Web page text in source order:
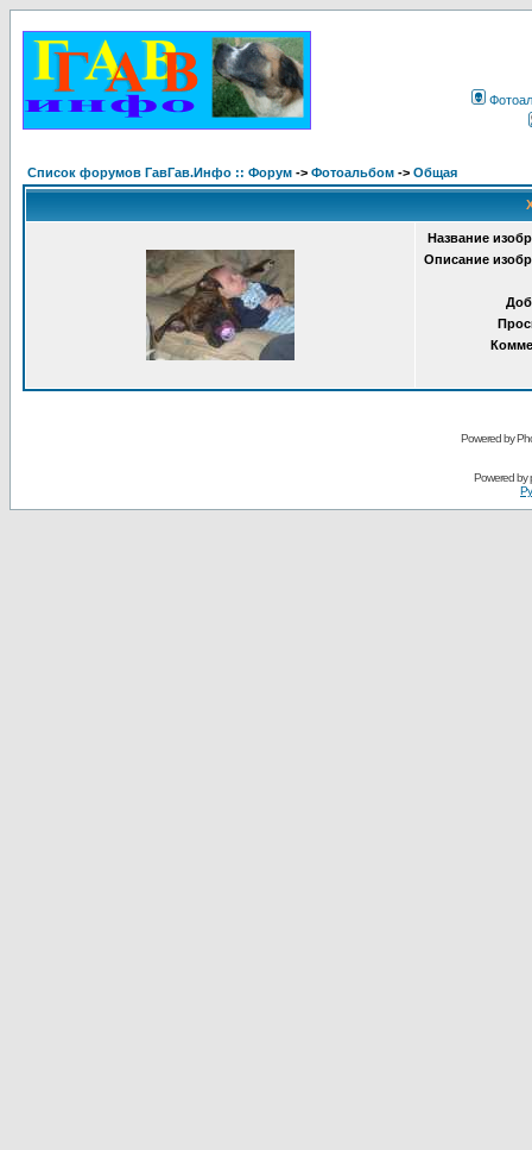
Список форумов ГавГав.Инфо :: Форум -> Фотоальбом -> Общая
Название
Описание
Powered by
Powered by